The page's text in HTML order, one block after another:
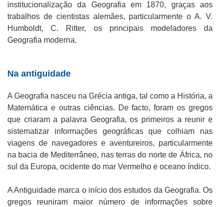
institucionalização da Geografia em 1870, graças aos
trabalhos de cientistas alemães, particularmente o A. V.
Humboldt, C. Ritter, os principais modeladores da
Geografia moderna.
Na antiguidade
A Geografia nasceu na Grécia antiga, tal como a História, a
Matemática e outras ciências. De facto, foram os gregos
que criaram a palavra Geografia, os primeiros a reunir e
sistematizar informações geográficas que colhiam nas
viagens de navegadores e aventureiros, particularmente
na bacia de Mediterrâneo, nas terras do norte de África, no
sul da Europa, ocidente do mar Vermelho e oceano índico.
A Antiguidade marca o início dos estudos da Geografia. Os
gregos reuniram maior número de informações sobre